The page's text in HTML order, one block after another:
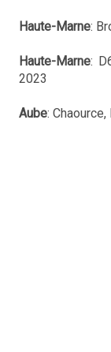
Haute-Marne:
Haute-Marne:
2023
Aube: